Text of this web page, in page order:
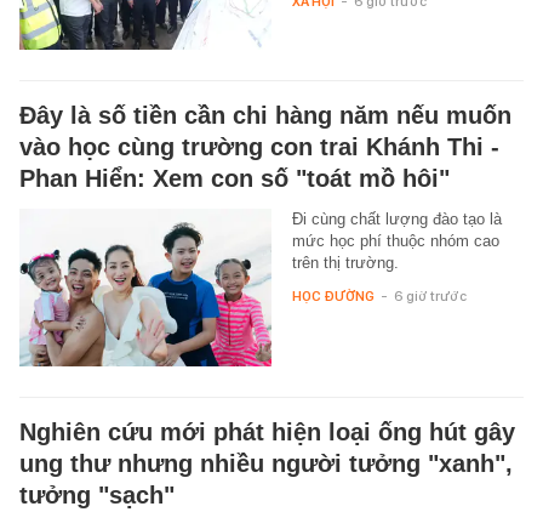
Đây là số tiền cần chi hàng năm nếu muốn
vào học cùng trường con trai Khánh Thi -
Phan Hiển: Xem con số "toát mồ hôi"
Đi cùng chất lượng đào tạo là
mức học phí thuộc nhóm cao
trên thị trường.
HỌC ĐƯỜNG - 6 giờ trước
Nghiên cứu mới phát hiện loại ống hút gây
ung thư nhưng nhiều người tưởng "xanh",
tưởng "sạch"